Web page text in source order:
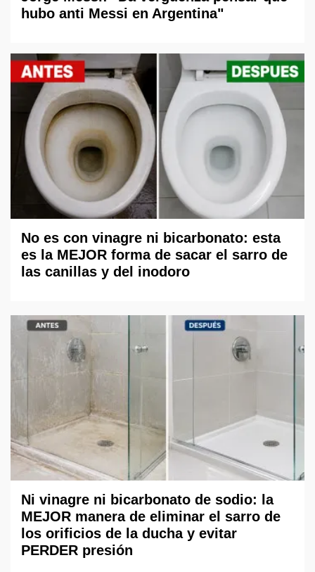
hubo anti Messi en Argentina"
No es con vinagre ni bicarbonato: esta
es la MEJOR forma de sacar el sarro de
las canillas y del inodoro
Ni vinagre ni bicarbonato de sodio: la
MEJOR manera de eliminar el sarro de
los orificios de la ducha y evitar
PERDER presión